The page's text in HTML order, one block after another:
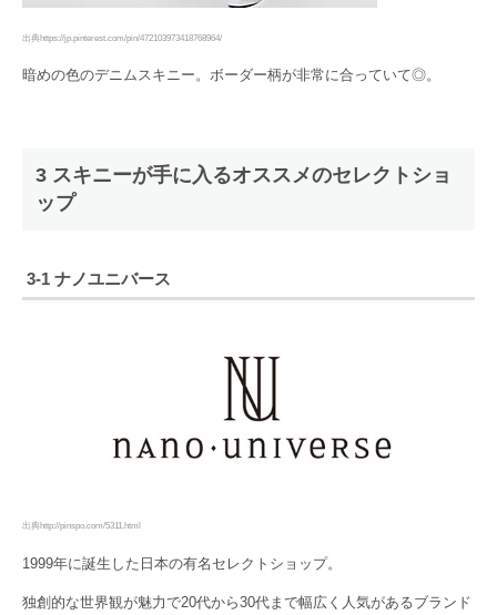
出典https://jp.pinterest.com/pin/472103973418768964/
暗めの色のデニムスキニー。ボーダー柄が非常に合っていて◎。
3 スキニーが手に入るオススメのセレクトショ
ップ
3-1 ナノユニバース
出典http://pinspo.com/5311.html
1999年に誕生した日本の有名セレクトショップ。
独創的な世界観が魅力で20代から30代まで幅広く人気があるブランド